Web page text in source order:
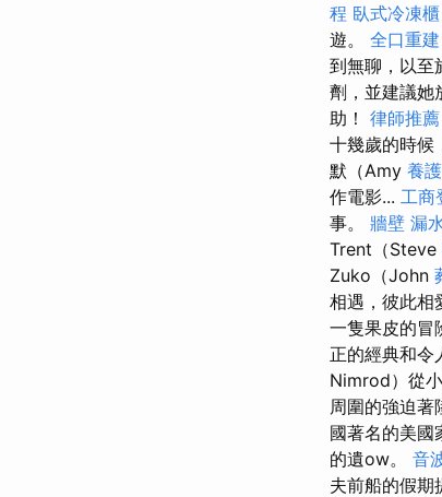
程 臥式冷凍櫃
遊。 全口重建
到無聊，以至
劑，並建議她
助！ 律師推薦
十幾歲的時候
默（Amy 養
作電影... 工商
事。 牆壁 漏
Trent（Steve
Zuko（John
相遇，彼此相
一隻果皮的冒
正的經典和令
Nimrod）從
周圍的強迫著
國著名的美國
的遺ow。 音
夫前船的假期